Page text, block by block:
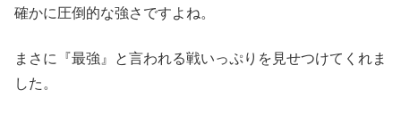
確かに圧倒的な強さですよね。
まさに『最強』と言われる戦いっぷりを見せつけてくれま
した。